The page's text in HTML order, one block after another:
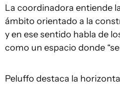
La coordinadora entiende
ámbito orientado a la
y en ese sentido habla de
como un espacio donde
Peluffo destaca la